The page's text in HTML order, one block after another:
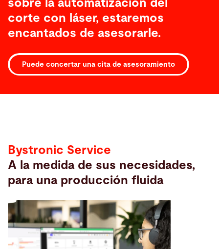
sobre la automatización del
corte con láser, estaremos
encantados de asesorarle.
Puede concertar una cita de asesoramiento
Bystronic Service
A la medida de sus necesidades,
para una producción fluida